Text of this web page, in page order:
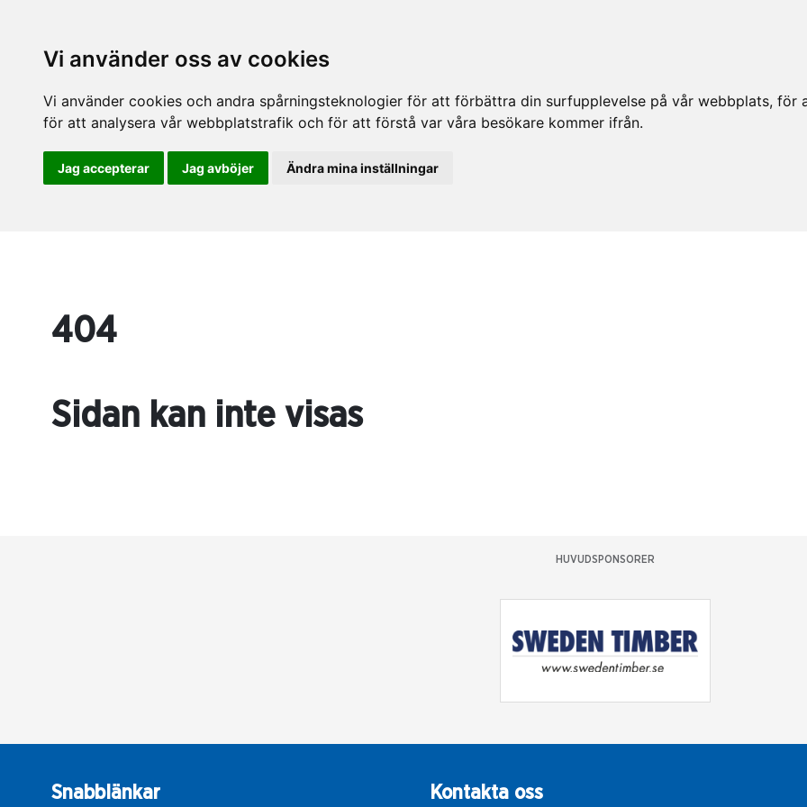
Vi använder oss av cookies
Vi använder cookies och andra spårningsteknologier för att förbättra din surfupplevelse på vår webbplats, för
för att analysera vår webbplatstrafik och för att förstå var våra besökare kommer ifrån.
Jag accepterar Jag avböjer Ändra mina inställningar
404
Sidan kan inte visas
HUVUDSPONSORER
Snabblänkar Kontakta oss